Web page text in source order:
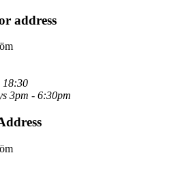
address
18:30
3pm - 6:30pm